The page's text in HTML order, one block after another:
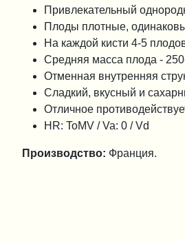
Привлекательный
Плоды плотные,
На каждой кисти 4-5
Средняя масса плода -
Отменная внутренняя
Сладкий, вкусный и
Отличное
HR: ToMV / Va: 0 / Vd
Производство: Франция.